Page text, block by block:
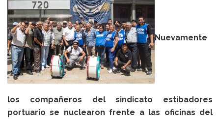
Nuevamente
los compañeros del sindicato estibadores
portuario se nuclearon frente a las oficinas del